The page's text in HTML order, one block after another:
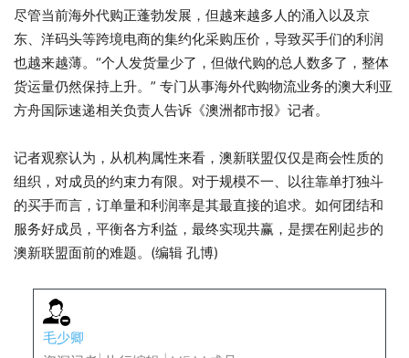
尽管当前海外代购正蓬勃发展，但越来越多人的涌入以及京
东、洋码头等跨境电商的集约化采购压价，导致买手们的利润
也越来越薄。“个人发货量少了，但做代购的总人数多了，整体
货运量仍然保持上升。” 专门从事海外代购物流业务的澳大利亚
方舟国际速递相关负责人告诉《澳洲都市报》记者。
记者观察认为，从机构属性来看，澳新联盟仅仅是商会性质的
组织，对成员的约束力有限。对于规模不一、以往靠单打独斗
的买手而言，订单量和利润率是其最直接的追求。如何团结和
服务好成员，平衡各方利益，最终实现共赢，是摆在刚起步的
澳新联盟面前的难题。(编辑 孔博)
毛少卿